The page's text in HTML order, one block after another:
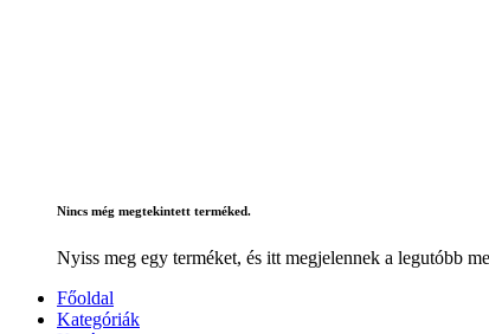
Nincs még megtekintett terméked.
Nyiss meg egy terméket, és itt megjelennek a legutóbb
Főoldal
Kategóriák